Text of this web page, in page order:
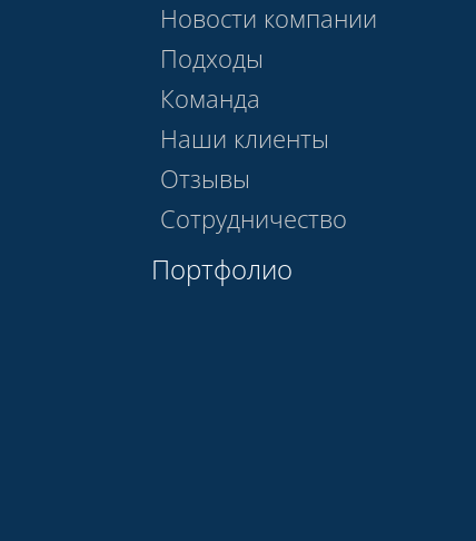
Новости компании
Подходы
Команда
Наши клиенты
Отзывы
Сотрудничество
Портфолио